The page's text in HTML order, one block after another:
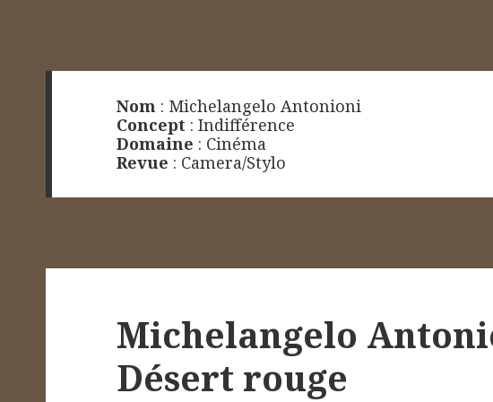
Nom : Michelangelo Antonioni
Concept :Indifférence
Domaine : Cinéma
Revue : Camera/Stylo
Michelangelo
Désert rouge